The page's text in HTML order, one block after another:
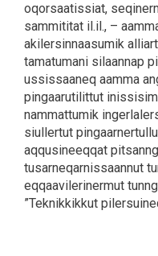
oqorsaatissiat,
sammititat il.il., –
akilersinnaasumik
tamatumani silaannap
ussissaaneq aamma
pingaarutilittut
nammattumik
siullertut
aqqusineeqqat
tusarneqarnissaannut
eqqaavilerinermut
”Teknikkikkut